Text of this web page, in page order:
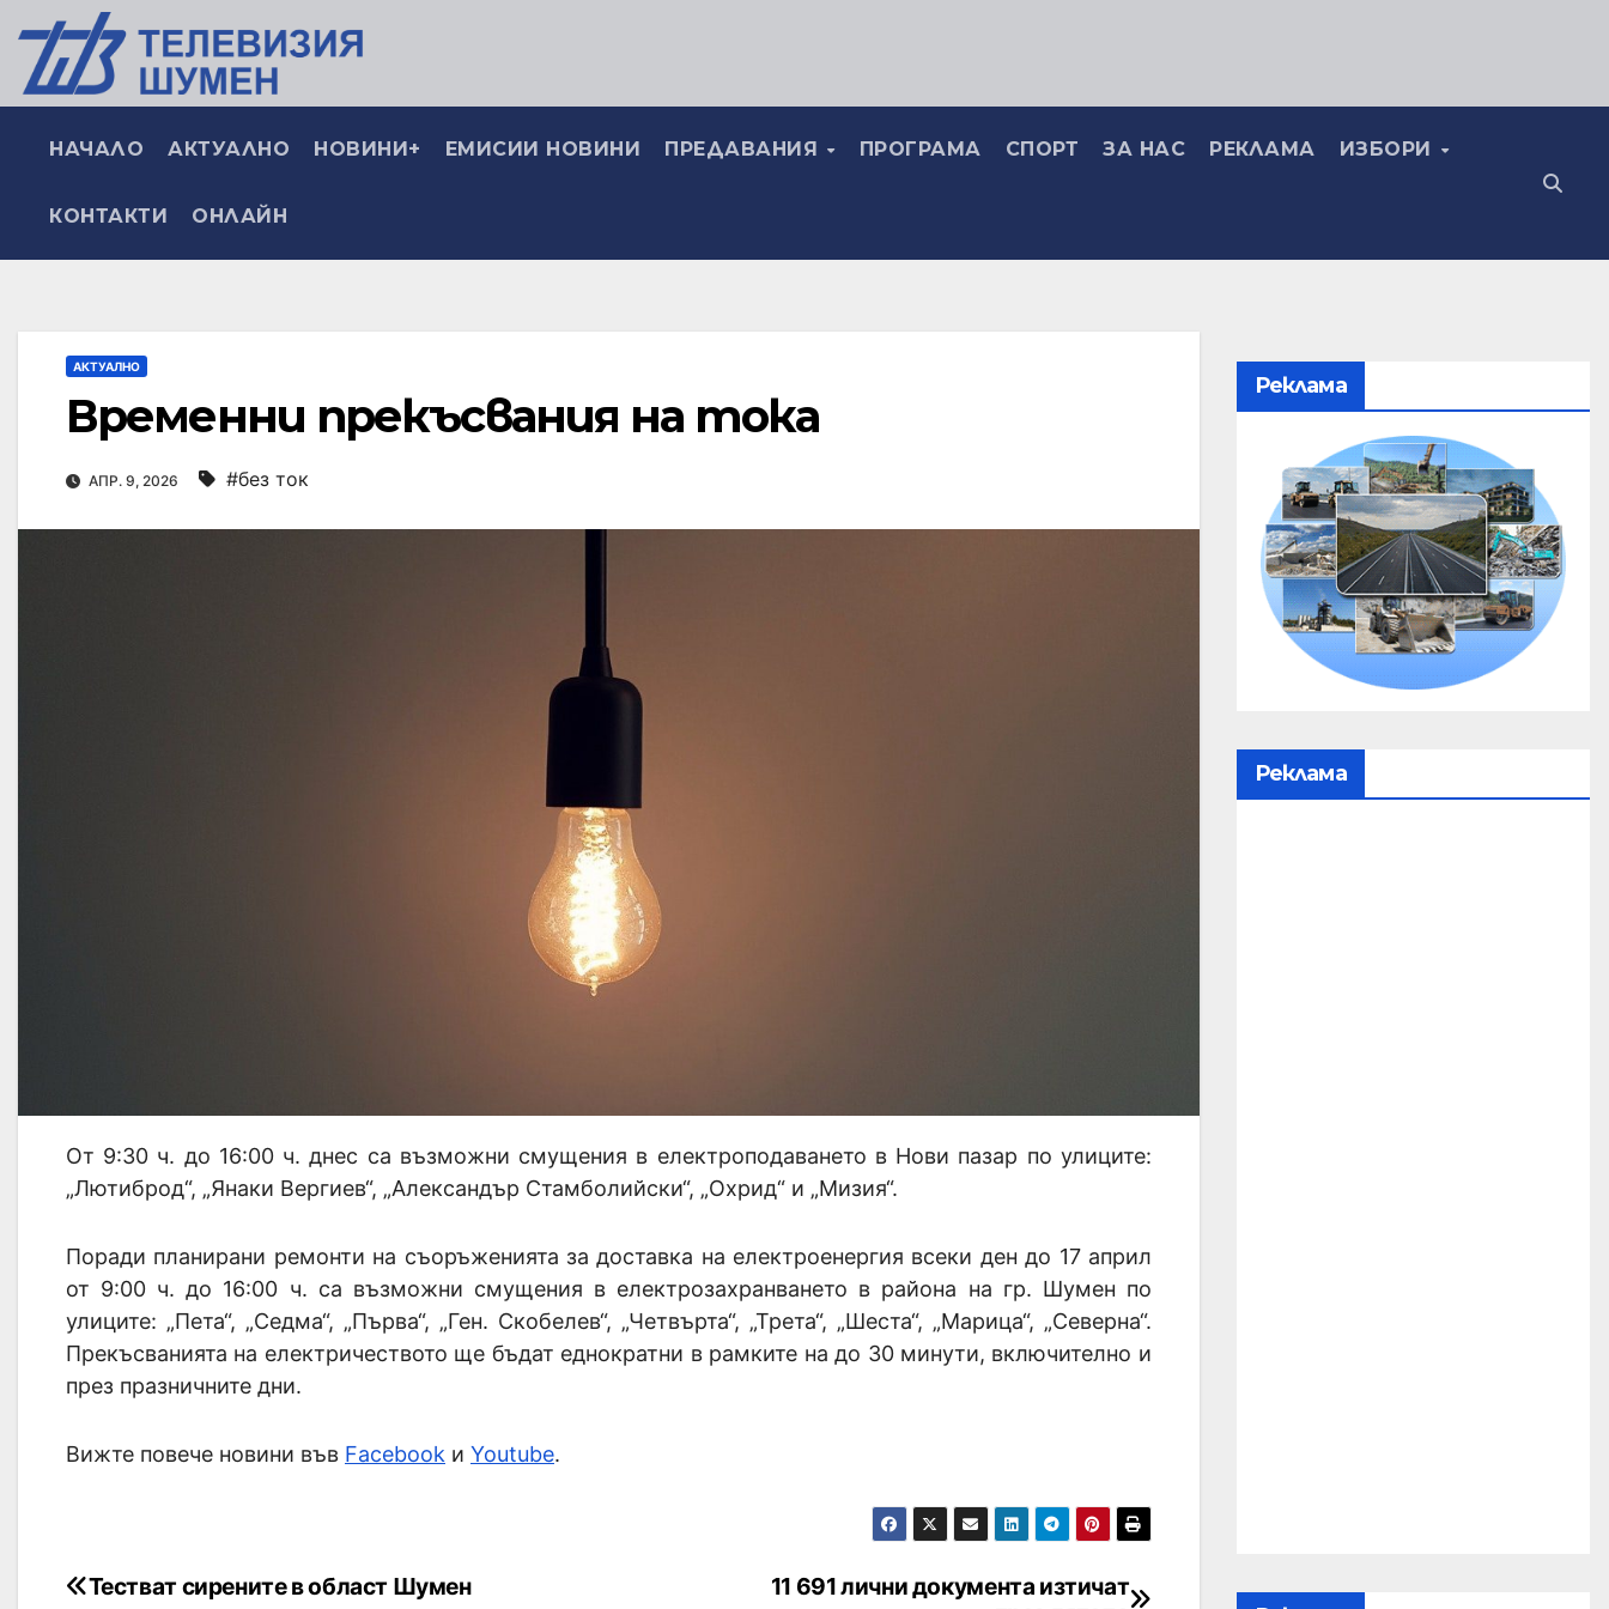
НАЧАЛО АКТУАЛНО НОВИНИ+ ЕМИСИИ НОВИНИ ПРЕДАВАНИЯ ПРОГРАМА СПОРТ ЗА НАС РЕКЛАМА ИЗБОРИ
КОНТАКТИ ОНЛАЙН
АКТУАЛНО
Временни прекъсвания на тока
АПР. 9, 2026 #без ток
От 9:30 ч. до 16:00 ч. днес са възможни смущения в електроподаването в Нови пазар по улиците:
„Лютиброд“, „Янаки Вергиев“, „Александър Стамболийски“, „Охрид“ и „Мизия“.
Поради планирани ремонти на съоръженията за доставка на електроенергия всеки ден до 17 април
от 9:00 ч. до 16:00 ч. са възможни смущения в електрозахранването в района на гр. Шумен по
улиците: „Пета“, „Седма“, „Първа“, „Ген. Скобелев“, „Четвърта“, „Трета“, „Шеста“, „Марица“, „Северна“.
Прекъсванията на електричеството ще бъдат еднократни в рамките на до 30 минути, включително и
през празничните дни.
Вижте повече новини във Facebook и Youtube.
11 691 лични документа изтичат
Тестват сирените в област Шумен
Реклама
Реклама